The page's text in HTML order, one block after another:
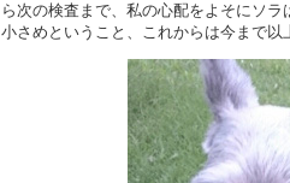
ら次の検査まで、私の心配をよそにソ
小さめということ、これからは今まで以